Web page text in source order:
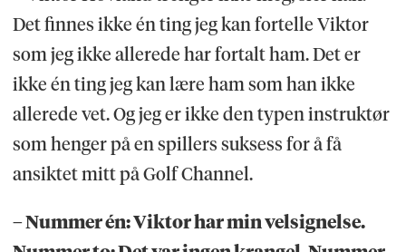
Det finnes ikke én ting jeg kan fortelle Viktor
som jeg ikke allerede har fortalt ham. Det er
ikke én ting jeg kan lære ham som han ikke
allerede vet. Og jeg er ikke den typen instruktør
som henger på en spillers suksess for å få
ansiktet mitt på Golf Channel.
– Nummer én: Viktor har min velsignelse.